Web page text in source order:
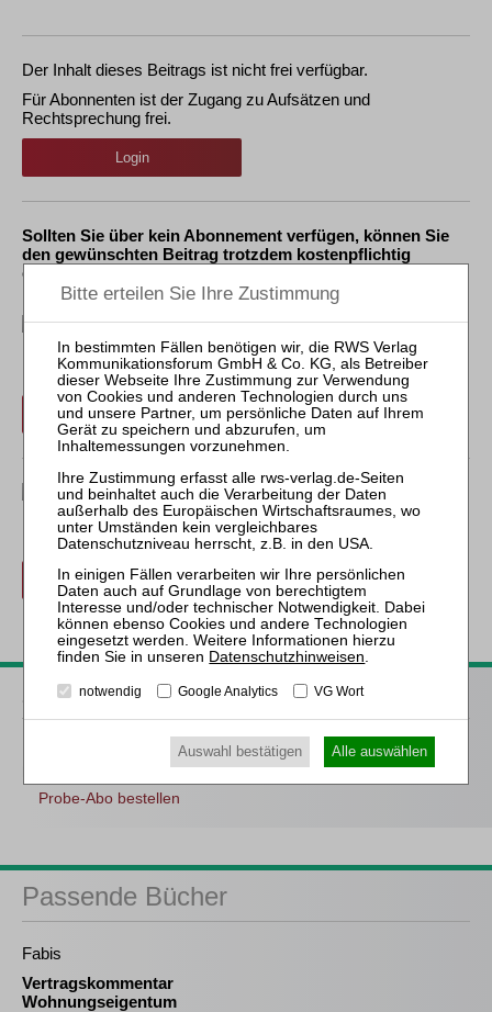
Der Inhalt dieses Beitrags ist nicht frei verfügbar.
Für Abonnenten ist der Zugang zu Aufsätzen und
Rechtsprechung frei.
Login
Sollten Sie über kein Abonnement verfügen, können Sie
den gewünschten Beitrag trotzdem kostenpflichtig
erwerben:
Erwerben Sie den gewünschten Beitrag kostenpflichtig per
Rechnung.
Beitrag für 21,90 € inkl. 7 % MwSt. kaufen
Erwerben Sie den gewünschten Beitrag kostenpflichtig mit
PayPal.
Beitrag für 21,90 € inkl. 7 % MwSt. kaufen
zurück
ZfIR – Zeitschrift für Immobilienrecht
3 Ausgaben als kostenfreies Probe-Abo
inkl. 14 Tage
kostenfreie ZfIR-online-Nutzung
Probe-Abo bestellen
Passende Bücher
Fabis
Vertragskommentar
Wohnungseigentum
Datenschutzhinweisen.
notwendig Google Analytics VG Wort
Auswahl bestätigen Alle auswählen